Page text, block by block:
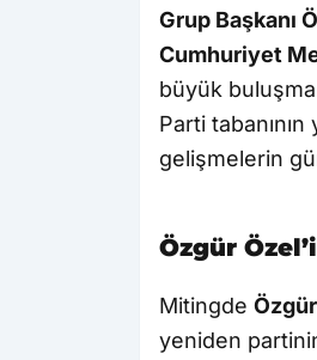
Grup Başkanı
Cumhuriyet
büyük
Parti
gelişmelerin
Özgür
Mitingde
yeniden